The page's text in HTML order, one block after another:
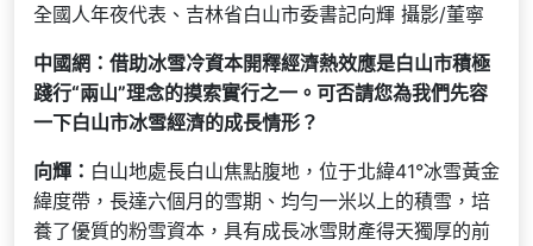
全國人年夜代表、吉林省白山市委書記向輝 攝影/董寧
中國網：借助冰雪冷資本開釋經濟熱效應是白山市積極
踐行“兩山”理念的摸索實行之一。可否請您為我們先容
一下白山市冰雪經濟的成長情形？
向輝： 白山地處長白山焦點腹地，位于北緯41°冰雪黃金
緯度帶，長達六個月的雪期、均勻一米以上的積雪，培
養了優質的粉雪資本，具有成長冰雪財產得天獨厚的前